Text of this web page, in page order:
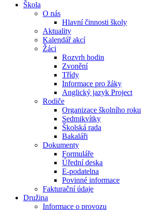
Škola
O nás
Hlavní činnosti školy
Aktuality
Kalendář akcí
Žáci
Rozvrh hodin
Zvonění
Třídy
Informace pro žáky
Anglický jazyk Project
Rodiče
Organizace školního roku
Sedmikvítky
Školská rada
Bakaláři
Dokumenty
Formuláře
Úřední deska
E-podatelna
Povinné informace
Fakturační údaje
Družina
Informace o provozu